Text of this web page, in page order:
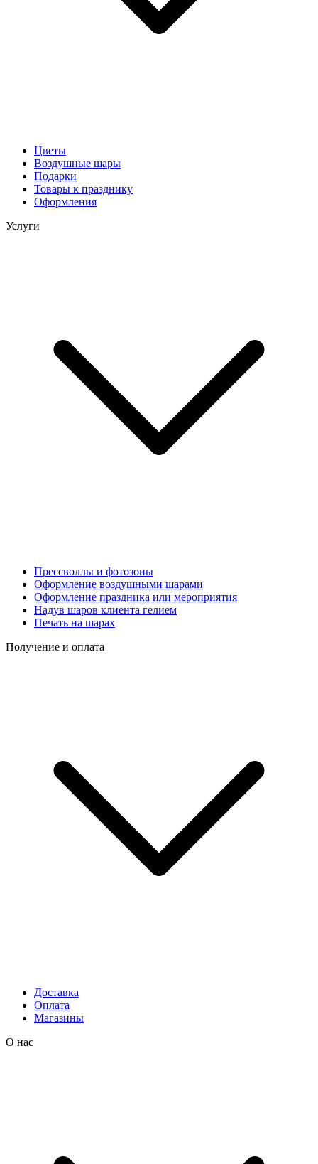
Цветы
Воздушные шары
Подарки
Товары к празднику
Оформления
Услуги
Прессволлы и фотозоны
Оформление воздушными шарами
Оформление праздника или мероприятия
Надув шаров клиента гелием
Печать на шарах
Получение и оплата
Доставка
Оплата
Магазины
О нас